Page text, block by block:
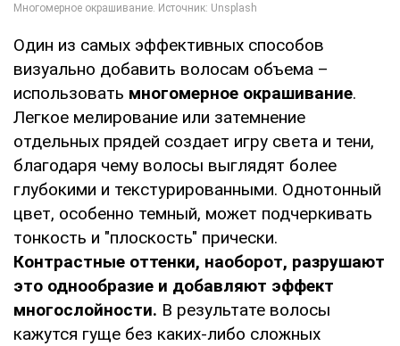
Один из самых эффективных способов
визуально добавить волосам объема –
использовать многомерное окрашивание.
Легкое мелирование или затемнение
отдельных прядей создает игру света и тени,
благодаря чему волосы выглядят более
глубокими и текстурированными. Однотонный
цвет, особенно темный, может подчеркивать
тонкость и "плоскость" прически.
Контрастные оттенки, наоборот, разрушают
это однообразие и добавляют эффект
многослойности. В результате волосы
кажутся гуще без каких-либо сложных